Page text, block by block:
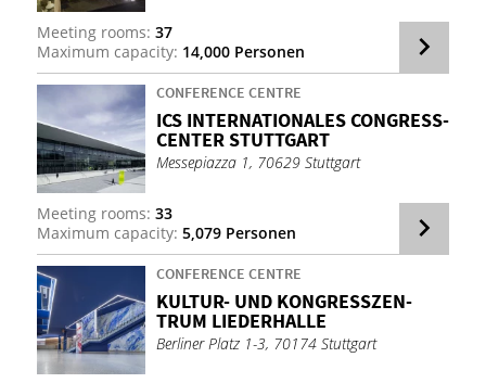
Meeting rooms: 37
Maximum capacity: 14,000 Personen
CONFERENCE CENTRE
ICS IN­TER­NA­TIONALES CON­GRESS­
CEN­TER STUT­TGART
Messepiazza 1, 70629 Stuttgart
Meeting rooms: 33
Maximum capacity: 5,079 Personen
CONFERENCE CENTRE
KUL­TUR- UND KON­GRESSZEN­
TRUM LIEDER­HALLE
Berliner Platz 1-3, 70174 Stuttgart